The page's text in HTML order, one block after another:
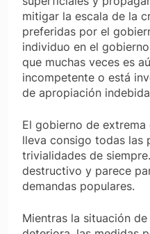
mitigar la escala de la
preferidas por el
individuo en el
que muchas veces es
incompetente o está
de apropiación
El gobierno de
lleva consigo todas las
trivialidades de
destructivo y parece
demandas populares.
Mientras la situación